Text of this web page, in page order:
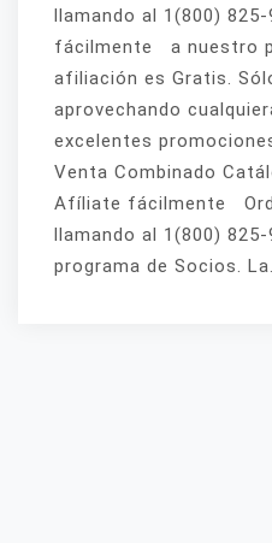
llamando al 1(800)
fácilmente a nuestro
afiliación es Gratis.
aprovechando
excelentes
Venta Combinado
Afíliate fácilmente
llamando al 1(800)
programa de Socios. La.